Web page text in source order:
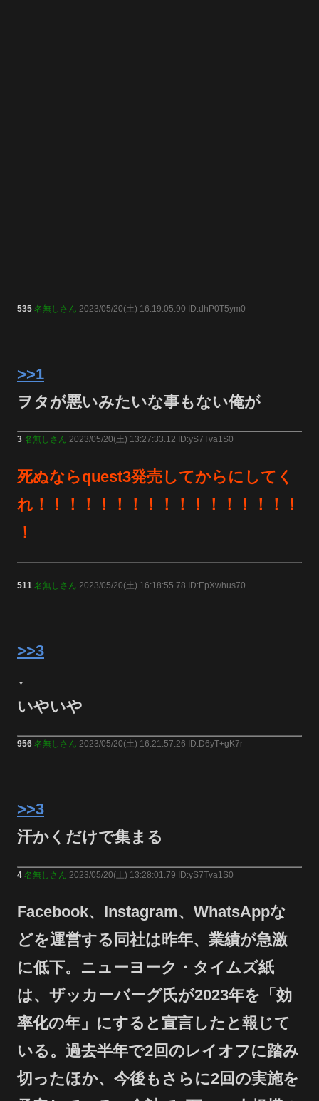
535 名無しさん 2023/05/20(土) 16:19:05.90 ID:dhP0T5ym0
>>1
ヲタが悪いみたいな事もない俺が
3 名無しさん 2023/05/20(土) 13:27:33.12 ID:yS7Tva1S0
死ぬならquest3発売してからにしてく
れ！！！！！！！！！！！！！！！！！
！
511 名無しさん 2023/05/20(土) 16:18:55.78 ID:EpXwhus70
>>3
↓
いやいや
956 名無しさん 2023/05/20(土) 16:21:57.26 ID:D6yT+gK7r
>>3
汗かくだけで集まる
4 名無しさん 2023/05/20(土) 13:28:01.79 ID:yS7Tva1S0
Facebook、Instagram、WhatsAppな
どを運営する同社は昨年、業績が急激
に低下。ニューヨーク・タイムズ紙
は、ザッカーバーグ氏が2023年を「効
率化の年」にすると宣言したと報じて
いる。過去半年で2回のレイオフに踏み
切ったほか、今後もさらに2回の実施を